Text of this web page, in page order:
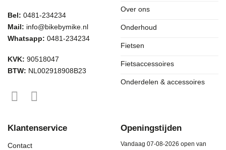
Bel: 0481-234234
Mail: info@bikebymike.nl
Whatsapp: 0481-234234
KVK: 90518047
BTW: NL002918908B23
Over ons
Onderhoud
Fietsen
Fietsaccessoires
Onderdelen & accessoires
Klantenservice
Contact
Openingstijden
Vandaag 07-08-2026 open van